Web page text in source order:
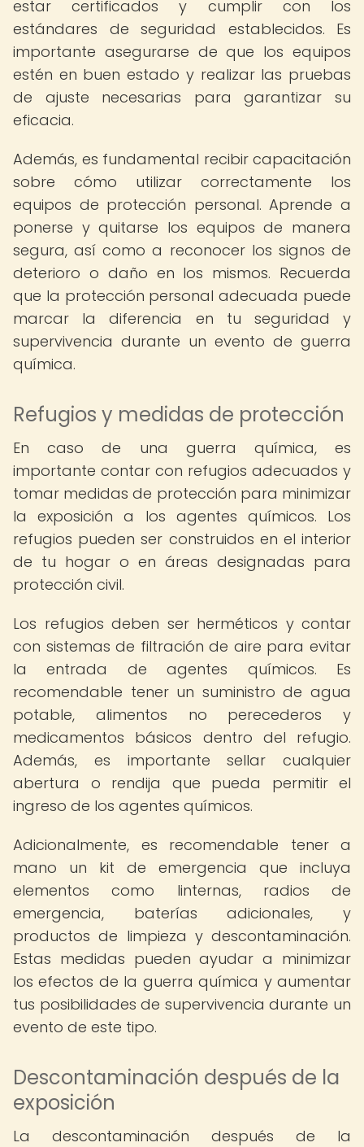
estar certificados y cumplir con los
estándares de seguridad establecidos. Es
importante asegurarse de que los equipos
estén en buen estado y realizar las pruebas
de ajuste necesarias para garantizar su
eficacia.
Además, es fundamental recibir capacitación
sobre cómo utilizar correctamente los
equipos de protección personal. Aprende a
ponerse y quitarse los equipos de manera
segura, así como a reconocer los signos de
deterioro o daño en los mismos. Recuerda
que la protección personal adecuada puede
marcar la diferencia en tu seguridad y
supervivencia durante un evento de guerra
química.
Refugios y medidas de protección
En caso de una guerra química, es
importante contar con refugios adecuados y
tomar medidas de protección para minimizar
la exposición a los agentes químicos. Los
refugios pueden ser construidos en el interior
de tu hogar o en áreas designadas para
protección civil.
Los refugios deben ser herméticos y contar
con sistemas de filtración de aire para evitar
la entrada de agentes químicos. Es
recomendable tener un suministro de agua
potable, alimentos no perecederos y
medicamentos básicos dentro del refugio.
Además, es importante sellar cualquier
abertura o rendija que pueda permitir el
ingreso de los agentes químicos.
Adicionalmente, es recomendable tener a
mano un kit de emergencia que incluya
elementos como linternas, radios de
emergencia, baterías adicionales, y
productos de limpieza y descontaminación.
Estas medidas pueden ayudar a minimizar
los efectos de la guerra química y aumentar
tus posibilidades de supervivencia durante un
evento de este tipo.
Descontaminación después de la
exposición
La descontaminación después de la